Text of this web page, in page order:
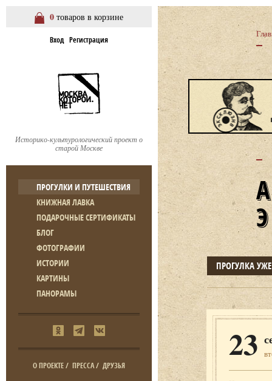
0 товаров в корзине
Вход Регистрация
Историко-культурологический проект о
старой Москве
ПРОГУЛКИ И ПУТЕШЕСТВИЯ
КНИЖНАЯ ЛАВКА
ПОДАРОЧНЫЕ СЕРТИФИКАТЫ
БЛОГ
ФОТОГРАФИИ
ИСТОРИИ
КАРТИНЫ
ПАНОРАМЫ
О ПРОЕКТЕ/ ПРЕССА/ ДРУЗЬЯ
ПРОГУЛКА
23